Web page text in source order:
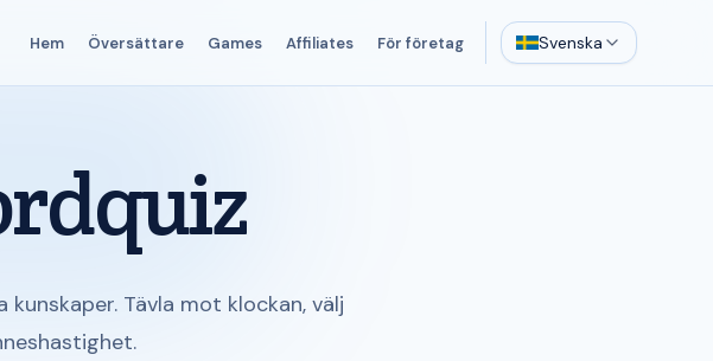
Hem Översättare Games Affiliates För företag Svenska
Tävla mot klockan, välj